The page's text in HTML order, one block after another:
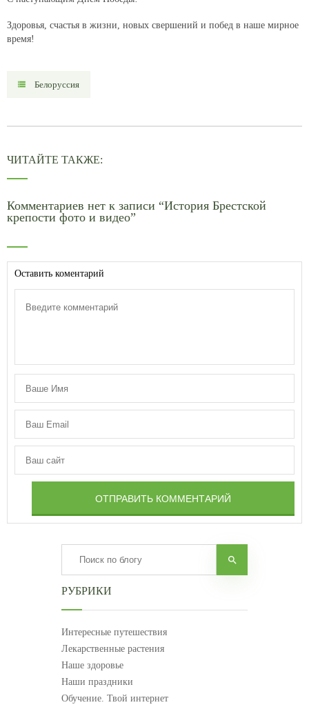
Здоровья, счастья в жизни, новых свершений и побед в наше мирное
время!
Белоруссия
ЧИТАЙТЕ ТАКЖЕ:
Комментариев нет к записи “История Брестской
крепости фото и видео”
Оставить коментарий
ОТПРАВИТЬ КОММЕНТАРИЙ
РУБРИКИ
Интересные путешествия
Лекарственные растения
Наше здоровье
Наши праздники
Обучение. Твой интернет